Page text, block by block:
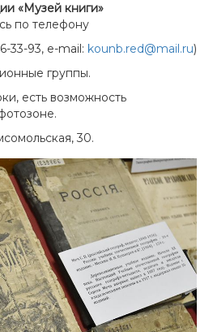
«Музей книги»
по телефону
33-93, e-mail: kounb.red@mail.ru)
группы.
есть возможность
.
30.